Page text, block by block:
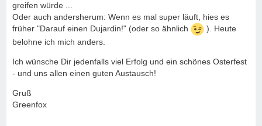
greifen würde ...
Oder auch andersherum: Wenn es mal super läuft, hies es
früher "Darauf einen Dujardin!" (oder so ähnlich
). Heute
belohne ich mich anders.
Ich wünsche Dir jedenfalls viel Erfolg und ein schönes Osterfest
- und uns allen einen guten Austausch!
Gruß
Greenfox